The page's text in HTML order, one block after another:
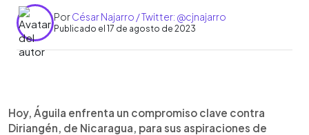
PorCésar Najarro / Twitter: @cjnajarro
Publicado el 17 de agosto de 2023
Escuchar artículo
Hoy, Águila enfrenta un compromiso clave contra
Diriangén, de Nicaragua, para sus aspiraciones de